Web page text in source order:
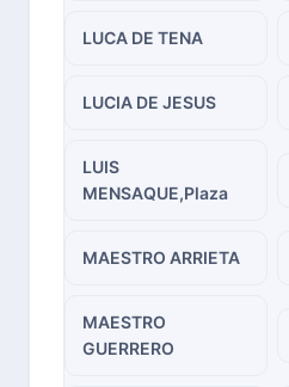
LUCA DE TENA
LUCIA DE JESUS
LUIS
MENSAQUE,Plaza
MAESTRO ARRIETA
MAESTRO
GUERRERO